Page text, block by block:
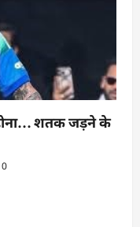
शतक जड़ने के
0